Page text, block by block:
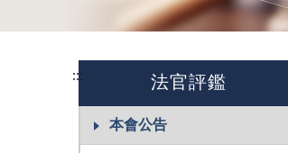
::: 法官評鑑
本會公告